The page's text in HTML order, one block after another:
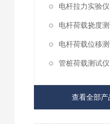
电杆拉力实验
电杆荷载挠度
电杆荷载位移
管桩荷载测试仪
查看全部产